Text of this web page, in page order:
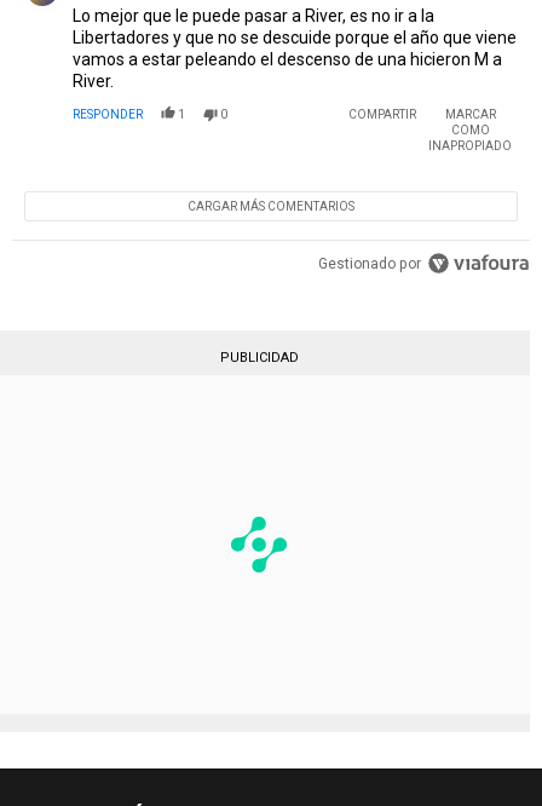
Lo mejor que le puede pasar a River, es no ir a la
Libertadores y que no se descuide porque el año que viene
vamos a estar peleando el descenso de una hicieron M a
River.
RESPONDER 1 0 COMPARTIR
MARCAR
COMO
INAPROPIADO
CARGAR MÁS COMENTARIOS
Gestionado por
PUBLICIDAD